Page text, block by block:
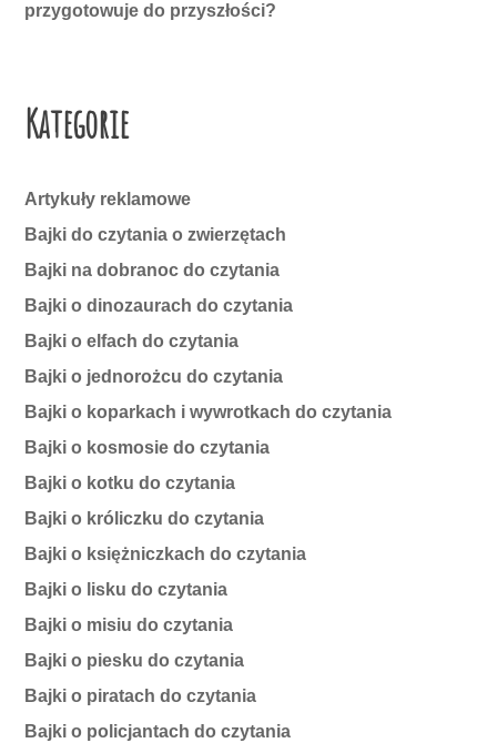
przygotowuje do przyszłości?
Kategorie
Artykuły reklamowe
Bajki do czytania o zwierzętach
Bajki na dobranoc do czytania
Bajki o dinozaurach do czytania
Bajki o elfach do czytania
Bajki o jednorożcu do czytania
Bajki o koparkach i wywrotkach do czytania
Bajki o kosmosie do czytania
Bajki o kotku do czytania
Bajki o króliczku do czytania
Bajki o księżniczkach do czytania
Bajki o lisku do czytania
Bajki o misiu do czytania
Bajki o piesku do czytania
Bajki o piratach do czytania
Bajki o policjantach do czytania